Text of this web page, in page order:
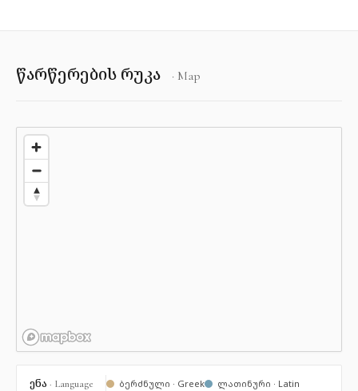
წარწერების რუკა · Map
ენა · Language ბერძნული · Greek
ლათინური · Latin